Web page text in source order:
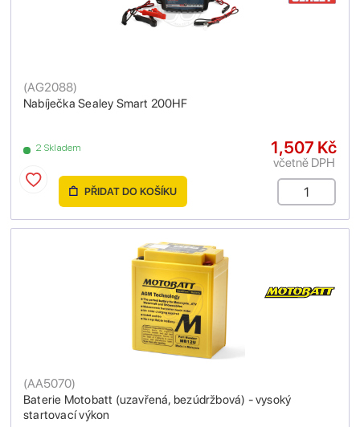
Nabíječka Sealey Smart 200HF
(AG2088)
2 Skladem 1,507 Kč
včetně DPH
PŘIDAT DO KOŠÍKU
Baterie Motobatt (uzavřená, bezúdržbová) - vysoký
startovací výkon
(AA5070)